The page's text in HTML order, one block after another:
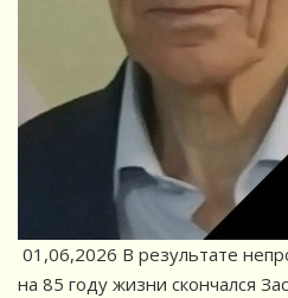
01,06,2026 В результате
на 85 году жизни скончался